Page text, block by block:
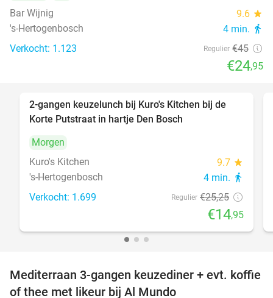
Bar Wijnig
9.6 star
's-Hertogenbosch 4 min. directions_walk
Verkocht: 1.123 Regulier €45
€24,95
2-gangen keuzelunch bij Kuro's Kitchen bij de
Korte Putstraat in hartje Den Bosch
Morgen
Kuro's Kitchen
9.7 star
's-Hertogenbosch 4 min. directions_walk
Verkocht: 1.699 Regulier €25,25
€14,95
27%
Mediterraan 3-gangen keuzediner + evt. koffie
of thee met likeur bij Al Mundo